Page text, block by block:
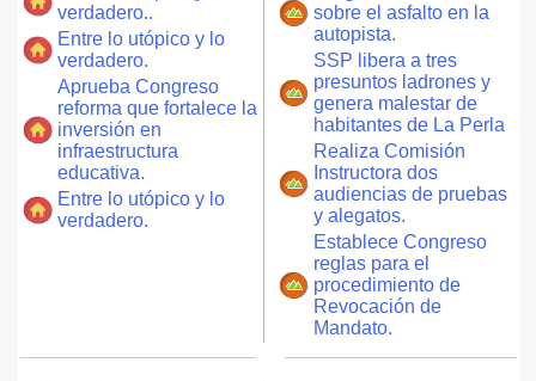
verdadero..
Entre lo utópico y lo
verdadero.
Aprueba Congreso
reforma que fortalece la
inversión en
infraestructura
educativa.
Entre lo utópico y lo
verdadero.
sobre el asfalto en la
autopista.
SSP libera a tres
presuntos ladrones y
genera malestar de
habitantes de La Perla
Realiza Comisión
Instructora dos
audiencias de pruebas
y alegatos.
Establece Congreso
reglas para el
procedimiento de
Revocación de
Mandato.